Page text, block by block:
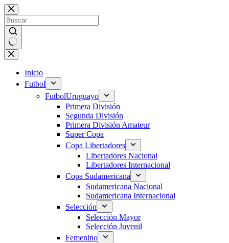
Saltar
al
contenido
Sin
resultados
Inicio
Futbol
FutbolUruguayo
Primera División
Segunda División
Primera División Amateur
Super Copa
Copa Libertadores
Libertadores Nacional
Libertadores Internacional
Copa Sudamericana
Sudamericana Nacional
Sudamericana Internacional
Selección
Selección Mayor
Selección Juvenil
Femenino